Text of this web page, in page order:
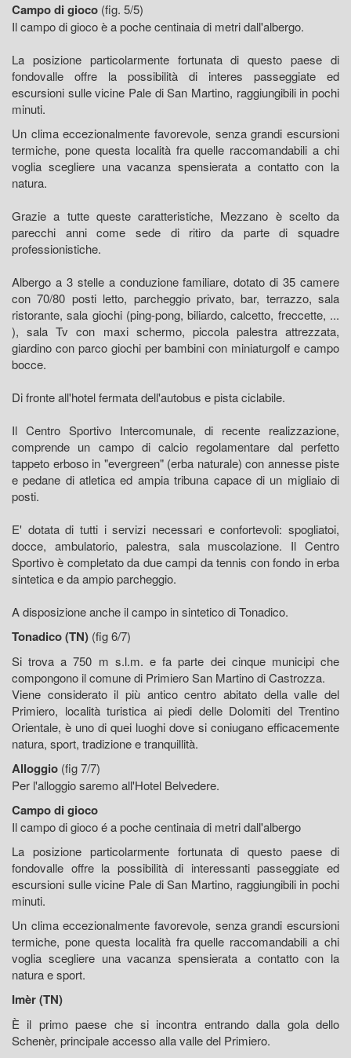
Campo di gioco (fig. 5/5)
Il campo di gioco è a poche centinaia di metri dall'albergo.
La posizione particolarmente fortunata di questo paese di
fondovalle offre la possibilità di interes passeggiate ed
escursioni sulle vicine Pale di San Martino, raggiungibili in pochi
minuti.
Un clima eccezionalmente favorevole, senza grandi escursioni
termiche, pone questa località fra quelle raccomandabili a chi
voglia scegliere una vacanza spensierata a contatto con la
natura.
Grazie a tutte queste caratteristiche, Mezzano è scelto da
parecchi anni come sede di ritiro da parte di squadre
professionistiche.
Albergo a 3 stelle a conduzione familiare, dotato di 35 camere
con 70/80 posti letto, parcheggio privato, bar, terrazzo, sala
ristorante, sala giochi (ping-pong, biliardo, calcetto, freccette, ...
), sala Tv con maxi schermo, piccola palestra attrezzata,
giardino con parco giochi per bambini con miniaturgolf e campo
bocce.
Di fronte all'hotel fermata dell'autobus e pista ciclabile.
Il Centro Sportivo Intercomunale, di recente realizzazione,
comprende un campo di calcio regolamentare dal perfetto
tappeto erboso in "evergreen" (erba naturale) con annesse piste
e pedane di atletica ed ampia tribuna capace di un migliaio di
posti.
E' dotata di tutti i servizi necessari e confortevoli: spogliatoi,
docce, ambulatorio, palestra, sala muscolazione. Il Centro
Sportivo è completato da due campi da tennis con fondo in erba
sintetica e da ampio parcheggio.
A disposizione anche il campo in sintetico di Tonadico.
Tonadico (TN) (fig 6/7)
Si trova a 750 m s.l.m. e fa parte dei cinque municipi che
compongono il comune di Primiero San Martino di Castrozza.
Viene considerato il più antico centro abitato della valle del
Primiero, località turistica ai piedi delle Dolomiti del Trentino
Orientale, è uno di quei luoghi dove si coniugano efficacemente
natura, sport, tradizione e tranquillità.
Alloggio (fig 7/7)
Per l'alloggio saremo all'Hotel Belvedere.
Campo di gioco
Il campo di gioco é a poche centinaia di metri dall'albergo
La posizione particolarmente fortunata di questo paese di
fondovalle offre la possibilità di interessanti passeggiate ed
escursioni sulle vicine Pale di San Martino, raggiungibili in pochi
minuti.
Un clima eccezionalmente favorevole, senza grandi escursioni
termiche, pone questa località fra quelle raccomandabili a chi
voglia scegliere una vacanza spensierata a contatto con la
natura e sport.
Imèr (TN)
È il primo paese che si incontra entrando dalla gola dello
Schenèr, principale accesso alla valle del Primiero.